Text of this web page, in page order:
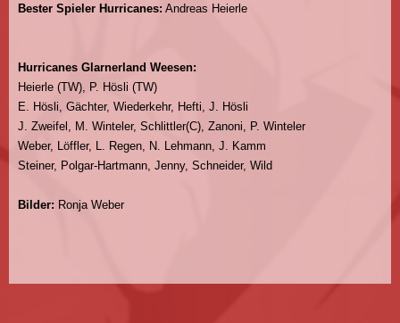
Bester Spieler Hurricanes: Andreas Heierle
Hurricanes Glarnerland Weesen:
Heierle (TW), P. Hösli (TW)
E. Hösli, Gächter, Wiederkehr, Hefti, J. Hösli
J. Zweifel, M. Winteler, Schlittler(C), Zanoni, P. Winteler
Weber, Löffler, L. Regen, N. Lehmann, J. Kamm
Steiner, Polgar-Hartmann, Jenny, Schneider, Wild
Bilder: Ronja Weber